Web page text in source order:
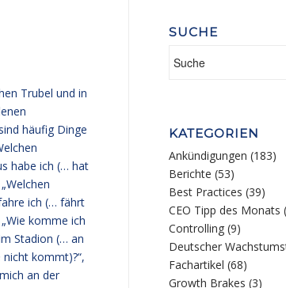
Trubel und in
häufig Dinge
habe ich (… hat
ich (… fährt
komme ich
Stadion (… an
kommt)?“,
an der
SUCHE
KATEGORIEN
Ankündigungen (183)
Berichte (53)
Best Practices (39)
CEO Tipp des Monats
Controlling (9)
Deutscher
Fachartikel (68)
Growth Brakes (3)